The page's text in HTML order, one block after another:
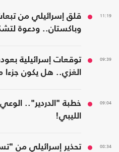
11:19
قلق إسرائيلي من
وباكستان.. ودعوة
09:39
توقعات إسرائيلية
الغزي.. هل يكون جزءا
09:04
خطبة "الدردير"..
الليبي!
08:34
تحذير إسرائيلي من